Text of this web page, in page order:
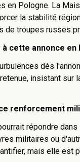
en Pologne. La
la stabilité
de troupes russes
cette annonce en
dès
insistant sur
renforcement
répondre
militaires ou
mais elle est